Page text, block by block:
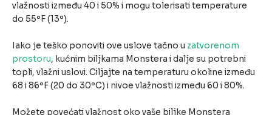
vlažnosti između 40 i 50% i mogu tolerisati temperature
do 55ºF (13º).
Iako je teško ponoviti ove uslove tačno u zatvorenom
prostoru, kućnim biljkama Monstera i dalje su potrebni
topli, vlažni uslovi. Ciljajte na temperaturu okoline između
68 i 86ºF (20 do 30ºC) i nivoe vlažnosti između 60 i 80%.
Možete povećati vlažnost oko vaše biljke Monstera